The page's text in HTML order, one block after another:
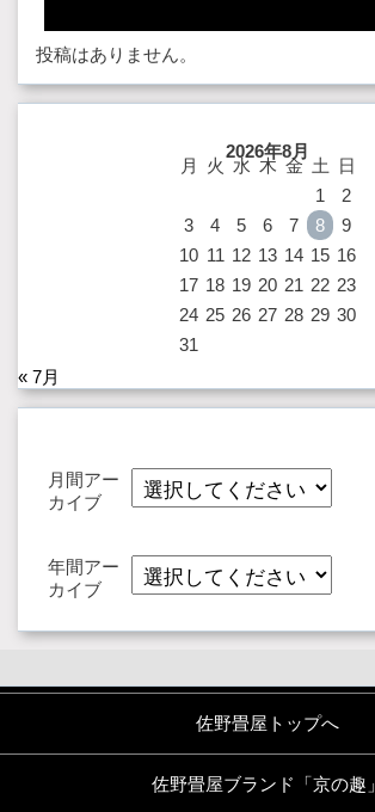
投稿はありません。
2026年8月
月 火 水 木 金 土
日
1
2
3
4 5 6 7 8
9
10 11 12 13 14 15 16
17 18 19 20 21 22 23
24 25 26 27 28 29 30
31
« 7月
月間アー
カイブ
年間アー
カイブ
佐野畳屋トップへ
佐野畳屋ブランド「京の趣」